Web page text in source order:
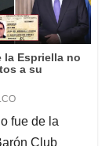
fue de la
Club